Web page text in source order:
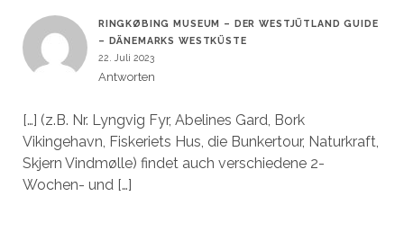
RINGKØBING MUSEUM – DER WESTJÜTLAND GUIDE
– DÄNEMARKS WESTKÜSTE
22. Juli 2023
Antworten
[…] (z.B. Nr. Lyngvig Fyr, Abelines Gard, Bork
Vikingehavn, Fiskeriets Hus, die Bunkertour, Naturkraft,
Skjern Vindmølle) findet auch verschiedene 2-
Wochen- und […]